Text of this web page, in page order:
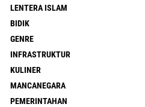
LENTERA ISLAM
BIDIK
GENRE
INFRASTRUKTUR
KULINER
MANCANEGARA
PEMERINTAHAN